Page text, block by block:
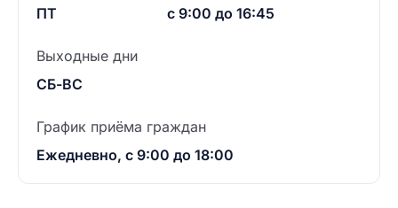
ПТ
с 9:00 до 16:45
Выходные дни
СБ-ВС
График приёма граждан
Ежедневно, с 9:00 до 18:00